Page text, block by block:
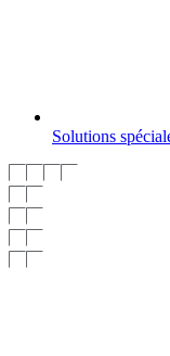
Solutions